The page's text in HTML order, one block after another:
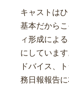
キャストは
基本だから
ィ形成によ
にしていま
ドバイス、
務日報報告